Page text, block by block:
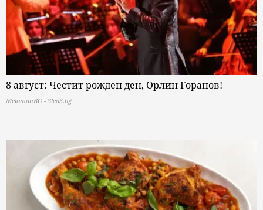
8 август: Честит рожден ден, Орлин Горанов!
MelomanBG - Sled5.bg